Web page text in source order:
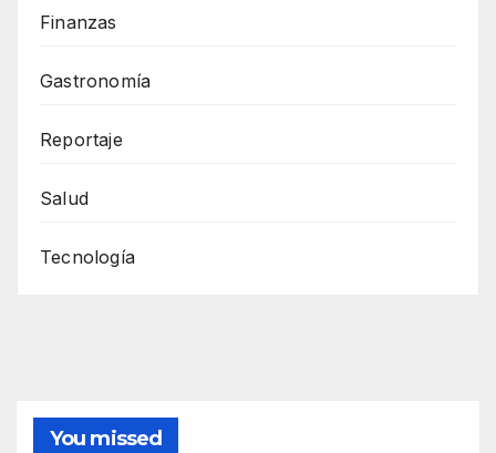
Finanzas
Gastronomía
Reportaje
Salud
Tecnología
You missed